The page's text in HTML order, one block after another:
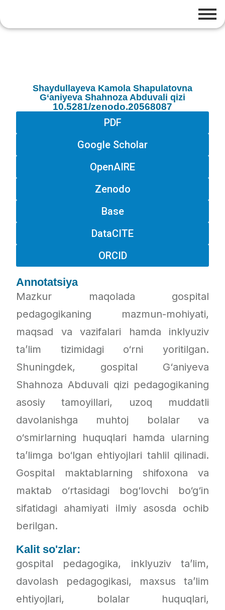
Shaydullayeva Kamola Shapulatovna
G‘aniyeva Shahnoza Abduvali qizi
10.5281/zenodo.20568087
PDF
Google Scholar
OpenAIRE
Zenodo
Base
DataCITE
ORCID
Annotatsiya
Mazkur maqolada gospital
pedagogikaning mazmun-mohiyati,
maqsad va vazifalari hamda inklyuziv
ta’lim tizimidagi o‘rni yoritilgan.
Shuningdek, gospital G‘aniyeva
Shahnoza Abduvali qizi pedagogikaning
asosiy tamoyillari, uzoq muddatli
davolanishga muhtoj bolalar va
o‘smirlarning huquqlari hamda ularning
ta’limga bo‘lgan ehtiyojlari tahlil qilinadi.
Gospital maktablarning shifoxona va
maktab o‘rtasidagi bog‘lovchi bo‘g‘in
sifatidagi ahamiyati ilmiy asosda ochib
berilgan.
Kalit so'zlar:
gospital pedagogika, inklyuziv ta’lim,
davolash pedagogikasi, maxsus ta’lim
ehtiyojlari, bolalar huquqlari,